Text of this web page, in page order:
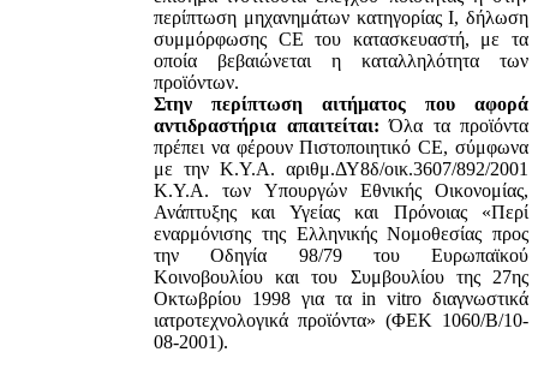
περίπτωση μηχανημάτων κατηγορίας Ι, δήλωση
συμμόρφωσης CE του κατασκευαστή, με τα
οποία βεβαιώνεται η καταλληλότητα των
προϊόντων.
Στην περίπτωση αιτήματος που αφορά
αντιδραστήρια απαιτείται: Όλα τα προϊόντα
πρέπει να φέρουν Πιστοποιητικό CE, σύμφωνα
με την Κ.Υ.Α. αριθμ.ΔΥ8δ/οικ.3607/892/2001
Κ.Υ.Α. των Υπουργών Εθνικής Οικονομίας,
Ανάπτυξης και Υγείας και Πρόνοιας «Περί
εναρμόνισης της Ελληνικής Νομοθεσίας προς
την Οδηγία 98/79 του Ευρωπαϊκού
Κοινοβουλίου και του Συμβουλίου της 27ης
Οκτωβρίου 1998 για τα in vitro διαγνωστικά
ιατροτεχνολογικά προϊόντα» (ΦΕΚ 1060/Β/10-
08-2001).